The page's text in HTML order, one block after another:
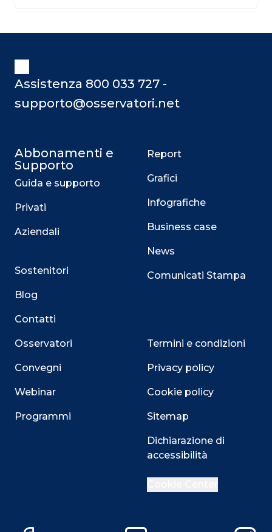
Assistenza 800 033 727 -
supporto@osservatori.net
Abbonamenti e
Supporto
Guida e supporto
Privati
Aziendali
Sostenitori
Blog
Contatti
Osservatori
Convegni
Webinar
Programmi
Report
Grafici
Infografiche
Business case
News
Comunicati Stampa
Termini e condizioni
Privacy policy
Cookie policy
Sitemap
Dichiarazione di
accessibilità